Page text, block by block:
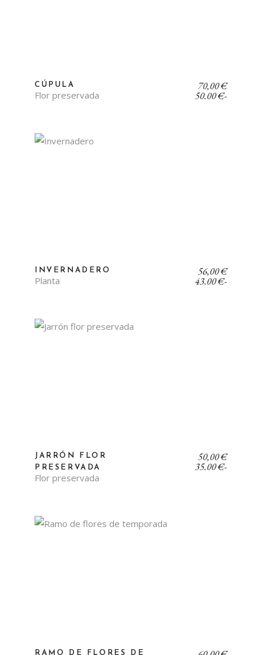
CÚPULA
Flor preservada 50,00€-
70,00€Rango
de
INVERNADERO
Planta 43,00€-
56,00€Rango
de
JARRÓN FLOR
PRESERVADA
Flor preservada
35,00€-
50,00€Rango
de
RAMO DE FLORES DE